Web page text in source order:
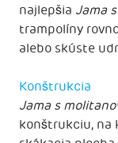
najlepšia Jama
trampolíny
alebo skúste
Konštrukcia
Jama s
konštrukciu, na